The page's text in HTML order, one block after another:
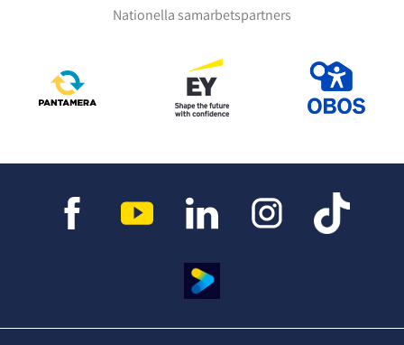
Nationella samarbetspartners